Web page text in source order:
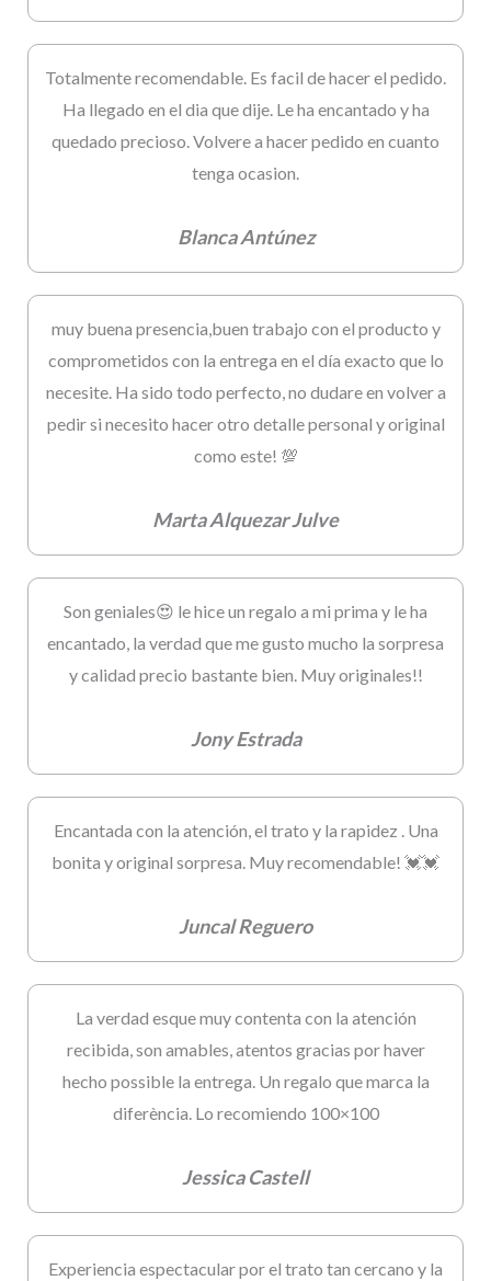
Totalmente recomendable. Es facil de hacer el pedido.
Ha llegado en el dia que dije. Le ha encantado y ha
quedado precioso. Volvere a hacer pedido en cuanto
tenga ocasion.
Blanca Antúnez
muy buena presencia,buen trabajo con el producto y
comprometidos con la entrega en el día exacto que lo
necesite. Ha sido todo perfecto, no dudare en volver a
pedir si necesito hacer otro detalle personal y original
como este! 💯
Marta Alquezar Julve
Son geniales😍 le hice un regalo a mi prima y le ha
encantado, la verdad que me gusto mucho la sorpresa
y calidad precio bastante bien. Muy originales!!
Jony Estrada
Encantada con la atención, el trato y la rapidez . Una
bonita y original sorpresa. Muy recomendable! 💓💓
Juncal Reguero
La verdad esque muy contenta con la atención
recibida, son amables, atentos gracias por haver
hecho possible la entrega. Un regalo que marca la
diferència. Lo recomiendo 100×100
Jessica Castell
Experiencia espectacular por el trato tan cercano y la